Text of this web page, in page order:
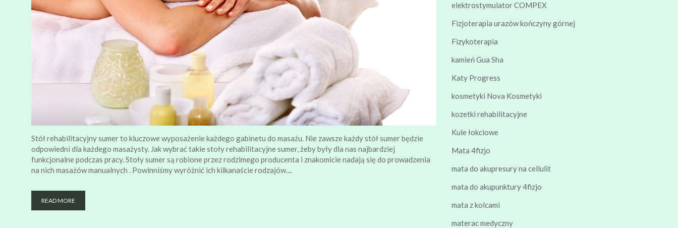
Stół rehabilitacyjny sumer to kluczowe wyposażenie każdego gabinetu do masażu. Nie zawsze każdy stół sumer będzie
odpowiedni dla każdego masażysty. Jak wybrać takie stoły rehabilitacyjne sumer, żeby były dla nas najbardziej
funkcjonalne podczas pracy. Stoły sumer są robione przez rodzimego producenta i znakomicie nadają się do prowadzenia
na nich masażów manualnych . Powinniśmy wyróżnić ich kilkanaście rodzajów....
READ MORE
elektrostymulator COMPEX
Fizjoterapia urazów kończyny górnej
Fizykoterapia
kamień Gua Sha
Katy Progress
kosmetyki Nova Kosmetyki
kozetki rehabilitacyjne
Kule łokciowe
Mata 4fizjo
mata do akupresury na cellulit
mata do akupunktury 4fizjo
mata z kolcami
materac medyczny